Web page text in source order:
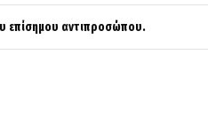
επίσημου αντιπροσώπου.